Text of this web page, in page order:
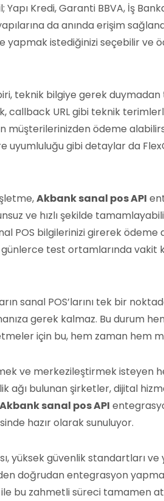
Kredi, Garanti BBVA, İş
da anında erişim
yapmak istediğinizi seçebilir ve
teknik bilgiye gerek duymadan
callback URL gibi teknik
müşterilerinizden ödeme
uyumluluğu gibi detaylar da
Akbank sanal pos API
ve hızlı şekilde
POS bilgilerinizi girerek
test ortamlarında vakit
sanal POS’larını tek bir
gerek kalmaz. Bu durum
için bu, hem zaman hem
ve merkezileştirmek isteyen
ağı bulunan şirketler, dijital
Akbank sanal pos API
hazır olarak sunuluyor.
yüksek güvenlik standartları ve
doğrudan entegrasyon
bu zahmetli süreci tamamen